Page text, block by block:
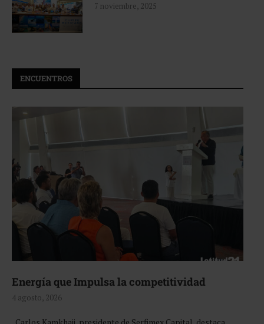
7 noviembre, 2025
ENCUENTROS
Energía que Impulsa la competitividad
4 agosto, 2026